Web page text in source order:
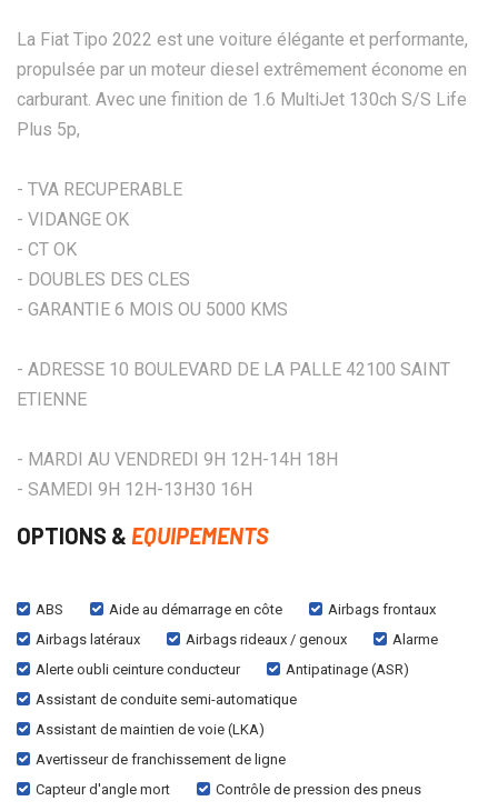
La Fiat Tipo 2022 est une voiture élégante et performante,
propulsée par un moteur diesel extrêmement économe en
carburant. Avec une finition de 1.6 MultiJet 130ch S/S Life
Plus 5p,
- TVA RECUPERABLE
- VIDANGE OK
- CT OK
- DOUBLES DES CLES
- GARANTIE 6 MOIS OU 5000 KMS
- ADRESSE 10 BOULEVARD DE LA PALLE 42100 SAINT
ETIENNE
- MARDI AU VENDREDI 9H 12H-14H 18H
- SAMEDI 9H 12H-13H30 16H
OPTIONS & EQUIPEMENTS
ABS Aide au démarrage en côte
Airbags frontaux
Airbags latéraux
Airbags rideaux / genoux
Alarme
Alerte oubli ceinture conducteur
Antipatinage (ASR)
Assistant de conduite semi-automatique
Assistant de maintien de voie (LKA)
Avertisseur de franchissement de ligne
Capteur d'angle mort
Contrôle de pression des pneus